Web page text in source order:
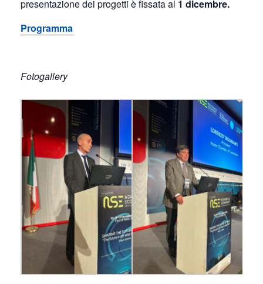
presentazione dei progetti è fissata al 1 dicembre.
Programma
Fotogallery